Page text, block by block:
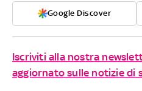
Google Discover
Iscriviti alla nostra
aggiornato sulle notizie di